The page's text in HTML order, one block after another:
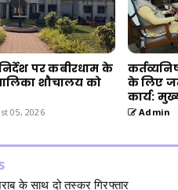
पर कबीरधाम के
शौचालय को
05, 2026
के लिए
कार्य:
Admin
के साथ दो तस्कर गिरफ्तार